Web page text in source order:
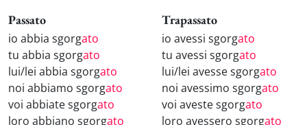
Passato
io abbia sgorgato
tu abbia sgorgato
lui/lei abbia sgorgato
noi abbiamo sgorgato
voi abbiate sgorgato
loro abbiano sgorgato
Trapassato
io avessi sgorgato
tu avessi sgorgato
lui/lei avesse sgorgato
noi avessimo sgorgato
voi aveste sgorgato
loro avessero sgorgato